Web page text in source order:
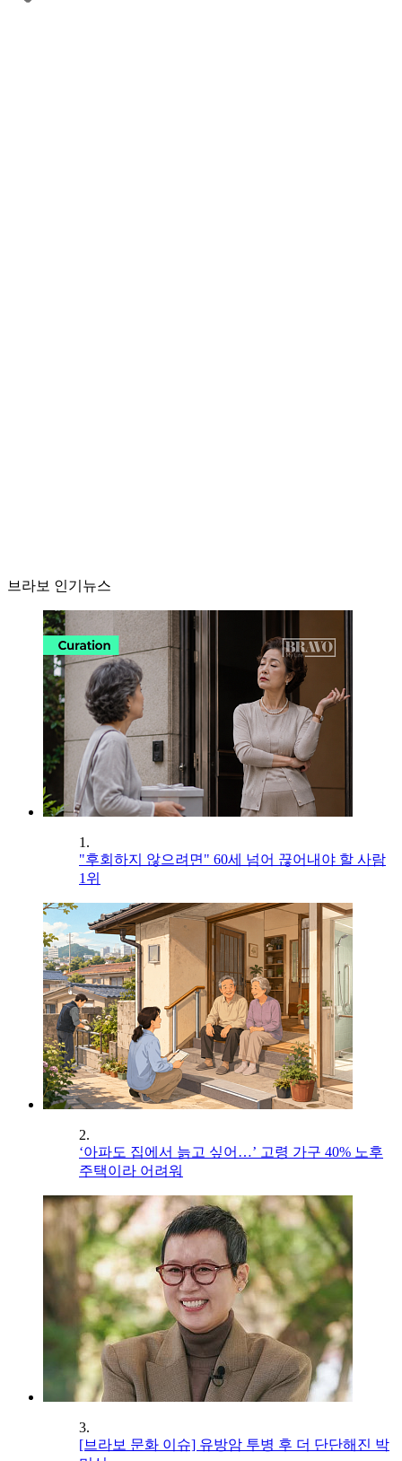
브라보 인기뉴스
1.
"후회하지 않으려면" 60세 넘어 끊어내야 할 사람
1위
2.
‘아파도 집에서 늙고 싶어…’ 고령 가구 40% 노후
주택이라 어려워
3.
[브라보 문화 이슈] 유방암 투병 후 더 단단해진 박